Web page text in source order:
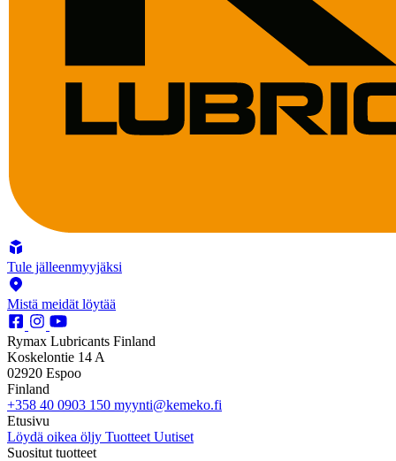
Tule jälleenmyyjäksi
Mistä meidät löytää
Rymax Lubricants Finland
Koskelontie 14 A
02920 Espoo
Finland
+358 40 0903 150 myynti@kemeko.fi
Etusivu
Löydä oikea öljy Tuotteet Uutiset
Suositut tuotteet